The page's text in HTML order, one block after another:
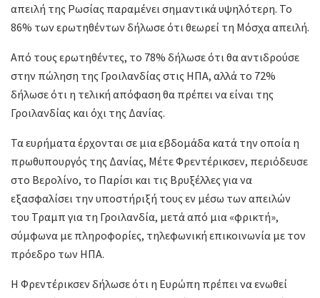
απειλή της Ρωσίας παραμένει σημαντικά υψηλότερη. Το
86% των ερωτηθέντων δήλωσε ότι θεωρεί τη Μόσχα απειλή.
Από τους ερωτηθέντες, το 78% δήλωσε ότι θα αντιδρούσε
στην πώληση της Γροιλανδίας στις ΗΠΑ, αλλά το 72%
δήλωσε ότι η τελική απόφαση θα πρέπει να είναι της
Γροιλανδίας και όχι της Δανίας.
Τα ευρήματα έρχονται σε μια εβδομάδα κατά την οποία η
πρωθυπουργός της Δανίας, Μέτε Φρεντέρικσεν, περιόδευσε
στο Βερολίνο, το Παρίσι και τις Βρυξέλλες για να
εξασφαλίσει την υποστήριξή τους εν μέσω των απειλών
του Τραμπ για τη Γροιλανδία, μετά από μια «φρικτή»,
σύμφωνα με πληροφορίες, τηλεφωνική επικοινωνία με τον
πρόεδρο των ΗΠΑ.
Η Φρεντέρικσεν δήλωσε ότι η Ευρώπη πρέπει να ενωθεί